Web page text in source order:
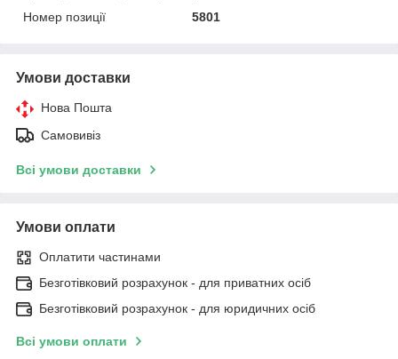
Номер позиції
5801
Умови доставки
Нова Пошта
Самовивіз
Всі умови доставки
Умови оплати
Оплатити частинами
Безготівковий розрахунок - для приватних осіб
Безготівковий розрахунок - для юридичних осіб
Всі умови оплати